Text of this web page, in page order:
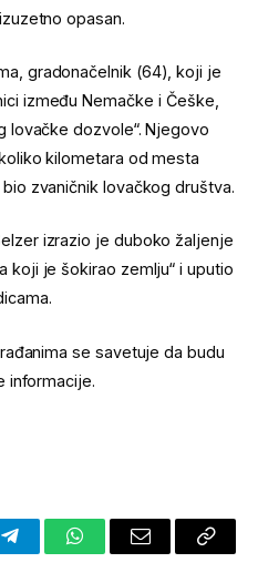
opasan.
gradonačelnik (64), koji je
između Nemačke i Češke,
lovačke dozvole“. Njegovo
kilometara od mesta
zvaničnik lovačkog društva.
izrazio je duboko žaljenje
koji je šokirao zemlju“ i uputio
se savetuje da budu
informacije.
TelegramWhatsAppEmail
Copy